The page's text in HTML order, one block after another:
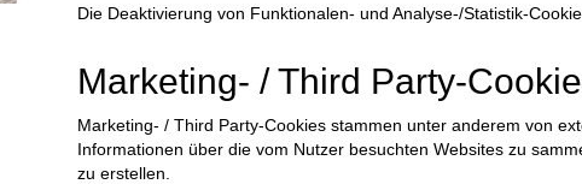
Die Deaktivierung von Funktionalen- und Analyse-/Statistik-
Marketing- / Third Party-
Marketing- / Third Party-Cookies stammen unter anderem von
Informationen über die vom Nutzer besuchten Websites zu
zu erstellen.